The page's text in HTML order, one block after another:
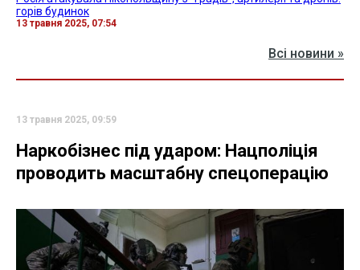
горів будинок
13 травня 2025, 07:54
Всі новини »
13 травня 2025, 09:59
Наркобізнес під ударом: Нацполіція
проводить масштабну спецоперацію